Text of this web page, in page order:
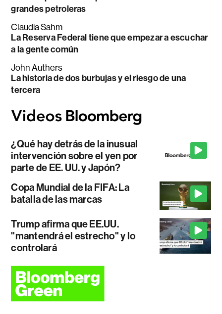
grandes petroleras
Claudia Sahm
La Reserva Federal tiene que empezar a escuchar
a la gente común
John Authers
La historia de dos burbujas y el riesgo de una
tercera
¿Qué hay detrás de la inusual
intervención sobre el yen por
parte de EE. UU. y Japón?
Copa Mundial de la FIFA: La
batalla de las marcas
Trump afirma que EE.UU.
"mantendrá el estrecho" y lo
controlará